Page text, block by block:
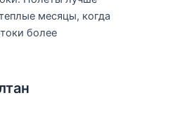
месяцы, когда
более